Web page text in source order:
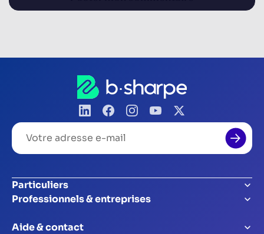
Votre
adresse
e-
Particuliers
Professionnels & entreprises
Aide & contact